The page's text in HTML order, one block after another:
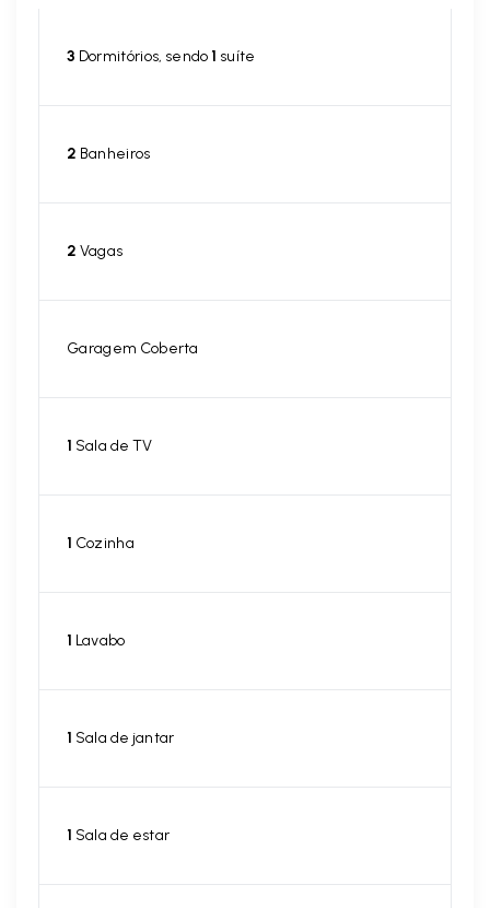
3 Dormitórios, sendo1 suíte
2 Banheiros
2 Vagas
Garagem Coberta
1 Sala de TV
1 Cozinha
1 Lavabo
1 Sala de jantar
1 Sala de estar